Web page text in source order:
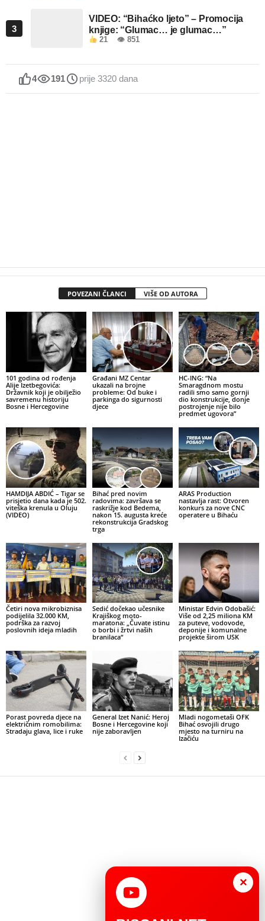
3
VIDEO: “Bihaćko ljeto” – Promocija
knjige: “Glumac… je glumac…”
21 👁 851
4 191 prije 3320 dana
POVEZANI ČLANCI VIŠE OD AUTORA
101 godina od rođenja
Alije Izetbegovića:
Državnik koji je obilježio
savremenu historiju
Bosne i Hercegovine
Građani MZ Centar
ukazali na brojne
probleme: Od buke i
parkinga do sigurnosti
djece
HC-ING: “Na
Smaragdnom mostu
radili smo samo gornji
dio konstrukcije, donje
postrojenje nije bilo
predmet ugovora”
HAMDIJA ABDIĆ – Tigar se
prisjetio dana kada je 502.
viteška krenula u Oluju
(VIDEO)
Bihać pred novim
radovima: završava se
raskrižje kod Bedema,
nakon 15. augusta kreće
rekonstrukcija Gradskog
trga
ARAS Production
nastavlja rast: Otvoren
konkurs za nove CNC
operatere u Bihaću
Četiri nova mikrobiznisa
podijelila 32.000 KM,
podrška za razvoj
poslovnih ideja mladih
Sedić dočekao učesnike
Krajiškog moto-
maratona: „Čuvate istinu
o borbi i žrtvi naših
branilaca“
Ministar Edvin Odobašić:
Više od 2,25 miliona KM
za puteve, vodovode,
deponije i komunalne
projekte širom USK
Porast povreda djece na
električnim romobilima:
Stradaju glava, lice i ruke
General Izet Nanić: Heroj
Bosne i Hercegovine koji
nije zaboravljen
Mladi nogometaši OFK
Bihać osvojili drugo
mjesto na turniru na
Izačiću
×